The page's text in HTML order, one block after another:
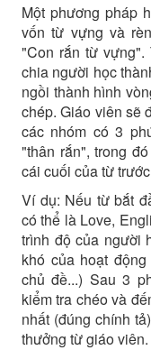
Một phương pháp
vốn từ vựng và
"Con rắn từ vựng".
chia người học
ngồi thành hình
chép. Giáo viên sẽ
các nhóm có 3
"thân rắn", trong
cái cuối của từ
Ví dụ: Nếu từ bắt
có thể là Love,
trình độ của người
khó của hoạt
chủ đề...) Sau 3
kiểm tra chéo và
nhất (đúng chính
thưởng từ giáo viên.